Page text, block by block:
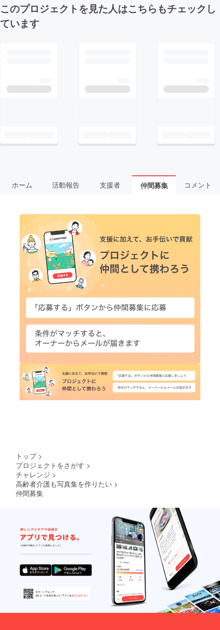
このプロジェクトを見た人はこちらもチェックし
ています
ホーム 活動報告 支援者 仲間募集 コメント
トップ >
プロジェクトをさがす >
チャレンジ >
高齢者介護も写真集を作りたい >
仲間募集